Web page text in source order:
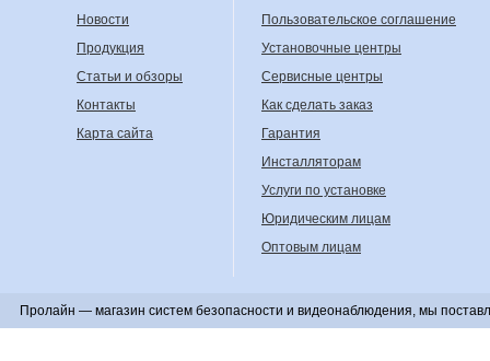
Новости
Продукция
Статьи и обзоры
Контакты
Карта сайта
Пользовательское соглашение
Установочные центры
Сервисные центры
Как сделать заказ
Гарантия
Инсталляторам
Услуги по установке
Юридическим лицам
Оптовым лицам
Пролайн — магазин систем безопасности и видеонаблюдения, мы